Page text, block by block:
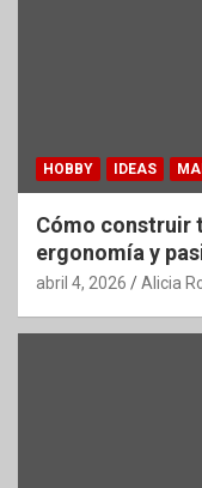
HOBBY IDEAS
Cómo construir
ergonomía y
abril 4, 2026 Alicia